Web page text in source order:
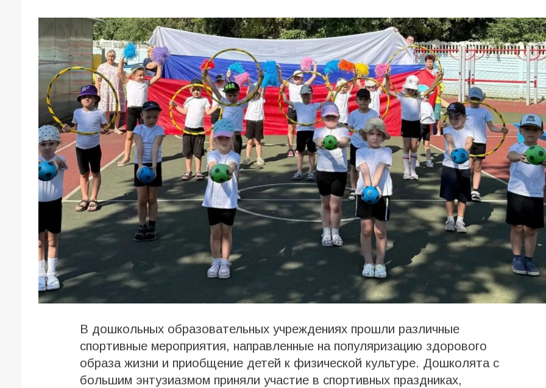
В дошкольных образовательных учреждениях прошли различные
спортивные мероприятия, направленные на популяризацию здорового
образа жизни и приобщение детей к физической культуре. Дошколята с
большим энтузиазмом приняли участие в спортивных праздниках,